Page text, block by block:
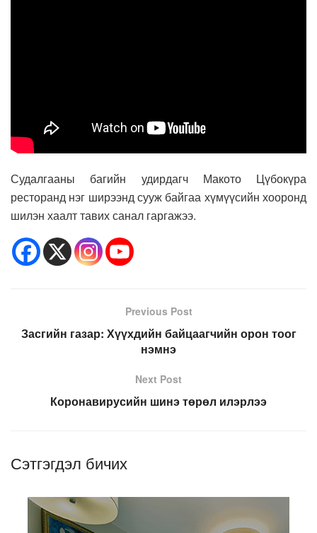
Судалгааны багийн удирдагч Макото Цүбокүра
ресторанд нэг ширээнд сууж байгаа хүмүүсийн хооронд
шилэн хаалт тавих санал гаргажээ.
Previous Post
Засгийн газар: Хүүхдийн байцаагчийн орон тоог
нэмнэ
Next Post
Коронавирусийн шинэ төрөл илэрлээ
Сэтгэгдэл бичих